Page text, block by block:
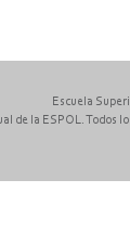
Escuela
de la ESPOL.